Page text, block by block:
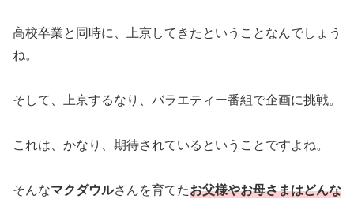
高校卒業と同時に、上京してきたということなんでしょう
ね。
そして、上京するなり、バラエティー番組で企画に挑戦。
これは、かなり、期待されているということですよね。
そんなマクダウルさんを育てたお父様やお母さまはどんな